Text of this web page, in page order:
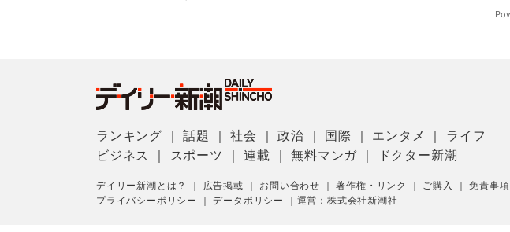
ランキング ｜話題 ｜社会 ｜政治 国際 エンタメ
ライフ
ビジネス
スポーツ ｜連載 ｜無料マンガ ドクター新潮
デイリー新潮とは？ ｜ 広告掲載 ｜ お問い合わせ ｜著作権・リンク ｜ ご購入 ｜免責事項
プライバシーポリシー
｜データポリシー ｜ 運営：株式会社新潮社